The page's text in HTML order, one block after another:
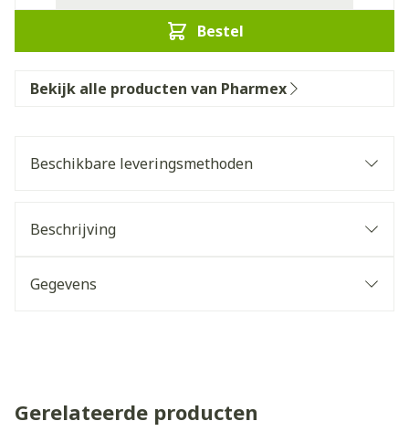
Bestel
Bekijk alle producten van Pharmex
Beschikbare leveringsmethoden
Beschrijving
Gegevens
Gerelateerde producten